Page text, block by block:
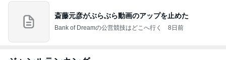
斎藤元彦がぶらぶら動画のアップを止めた
Bank of Dreamの公営競技はどこへ行く 8日前